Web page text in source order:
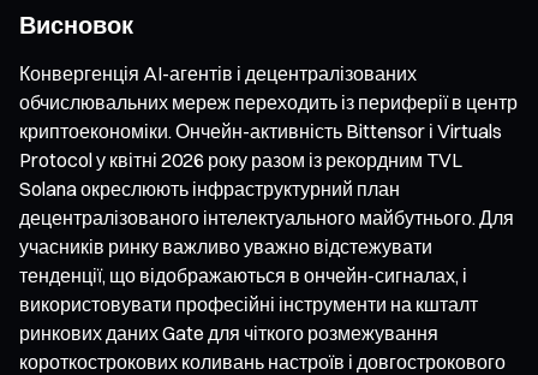
Висновок
Конвергенція AI-агентів і децентралізованих
обчислювальних мереж переходить із периферії в центр
криптоекономіки. Ончейн-активність Bittensor і Virtuals
Protocol у квітні 2026 року разом із рекордним TVL
Solana окреслюють інфраструктурний план
децентралізованого інтелектуального майбутнього. Для
учасників ринку важливо уважно відстежувати
тенденції, що відображаються в ончейн-сигналах, і
використовувати професійні інструменти на кшталт
ринкових даних Gate для чіткого розмежування
короткострокових коливань настроїв і довгострокового